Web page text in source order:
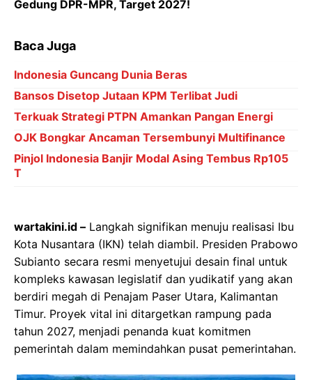
Gedung DPR-MPR, Target 2027!
Baca Juga
Indonesia Guncang Dunia Beras
Bansos Disetop Jutaan KPM Terlibat Judi
Terkuak Strategi PTPN Amankan Pangan Energi
OJK Bongkar Ancaman Tersembunyi Multifinance
Pinjol Indonesia Banjir Modal Asing Tembus Rp105
T
wartakini.id – Langkah signifikan menuju realisasi Ibu
Kota Nusantara (IKN) telah diambil. Presiden Prabowo
Subianto secara resmi menyetujui desain final untuk
kompleks kawasan legislatif dan yudikatif yang akan
berdiri megah di Penajam Paser Utara, Kalimantan
Timur. Proyek vital ini ditargetkan rampung pada
tahun 2027, menjadi penanda kuat komitmen
pemerintah dalam memindahkan pusat pemerintahan.